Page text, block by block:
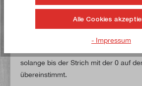
dafür vorhergesehene Öffnung auf
solange bis der Strich mit der 0 auf
übereinstimmt.
Alle Cookies
- Impressum